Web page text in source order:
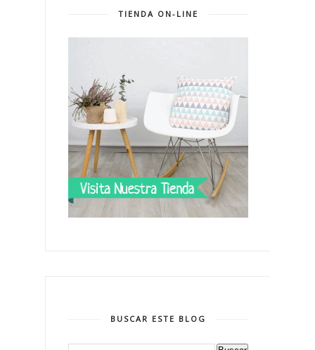
TIENDA ON-LINE
BUSCAR ESTE BLOG